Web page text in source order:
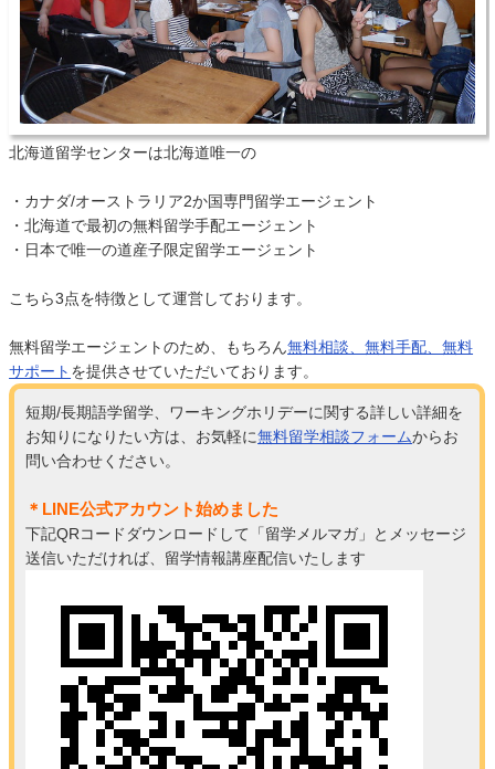
北海道留学センターは北海道唯一の
・カナダ/オーストラリア2か国専門留学エージェント
・北海道で最初の無料留学手配エージェント
・日本で唯一の道産子限定留学エージェント
こちら3点を特徴として運営しております。
無料留学エージェントのため、もちろん無料相談、無料手配、無料
サポート を提供させていただいております。
短期/長期語学留学、ワーキングホリデーに関する詳しい詳細を
お知りになりたい方は、お気軽に無料留学相談フォームからお
問い合わせください。
＊LINE公式アカウント始めました
下記QRコードダウンロードして「留学メルマガ」とメッセージ
送信いただければ、留学情報講座配信いたします